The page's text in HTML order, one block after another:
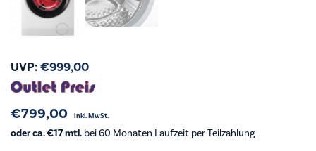
UVP:€999,00
€799,00 inkl. MwSt.
oder ca. €17 mtl. bei 60 Monaten Laufzeit per Teilzahlung